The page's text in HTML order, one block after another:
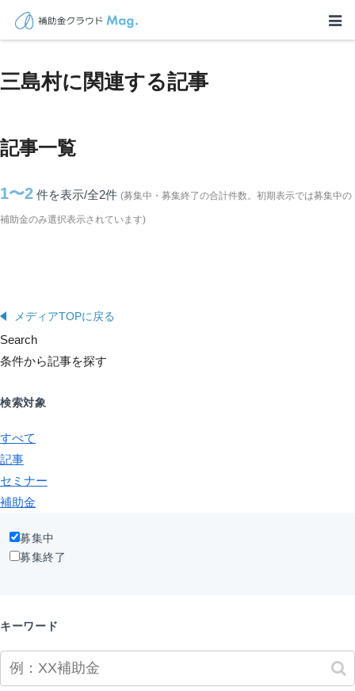
TOP > 補助金・助成金詳細>鹿児島県
三島村に関連する記事
記事一覧
1〜2 件を表示/全2件 (募集中・募集終了の合計件数。初期表示では募集中の
補助金のみ選択表示されています)
メディアTOPに戻る
Search
条件から記事を探す
検索対象
すべて
記事
セミナー
補助金
募集中
募集終了
キーワード